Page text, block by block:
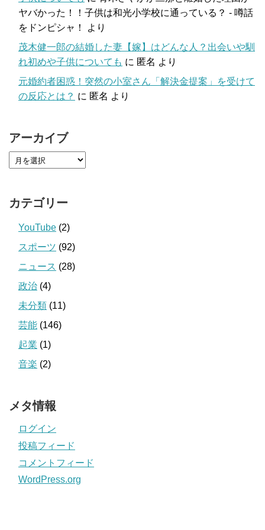
ヤバかった！！子供は和光小学校に通っている？ - 噂話
をドンピシャ！
より
茂木健一郎の結婚した妻【嫁】はどんな人？出会いや馴
れ初めや子供についても に 匿名 より
元婚約者困惑！突然の小室さん「解決金提案」を受けて
の反応とは？ に 匿名 より
アーカイブ
カテゴリー
YouTube (2)
スポーツ (92)
ニュース (28)
政治 (4)
未分類 (11)
芸能 (146)
起業 (1)
音楽 (2)
メタ情報
ログイン
投稿フィード
コメントフィード
WordPress.org